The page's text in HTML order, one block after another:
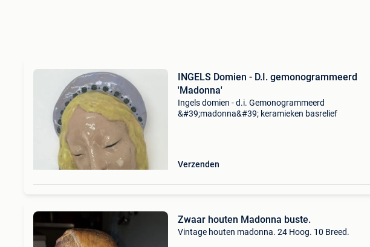
INGELS Domien - D.I. gemonogrammeerd
'Madonna'
Ingels domien - d.i. Gemonogrammeerd
&#39;madonna&#39; keramieken basrelief
Verzenden
Zwaar houten Madonna buste.
Vintage houten madonna. 24 Hoog. 10 Breed.